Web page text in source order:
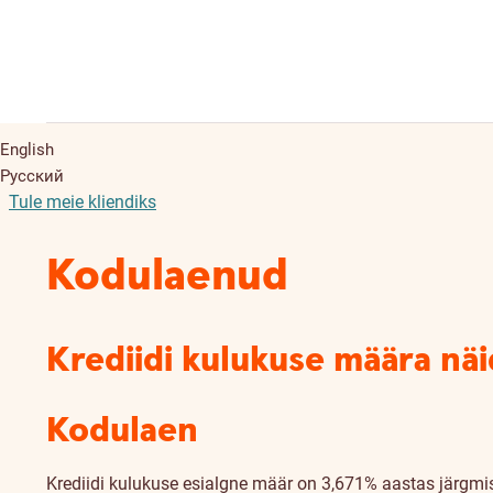
English
Русский
Tule meie kliendiks
Kodulaenud
Krediidi kulukuse määra
Kodulaen
Krediidi kulukuse esialgne määr on 3,671% aastas